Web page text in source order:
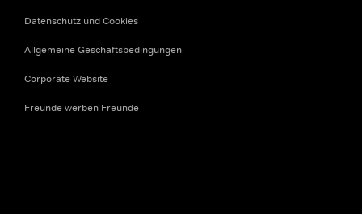
Datenschutz und Cookies
Allgemeine Geschäftsbedingungen
Corporate Website
Freunde werben Freunde